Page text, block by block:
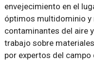
envejecimiento en el
óptimos multidominio y
contaminantes del aire
trabajo sobre
por expertos del